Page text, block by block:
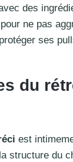
des
ne pas
ses
du
est
structure du